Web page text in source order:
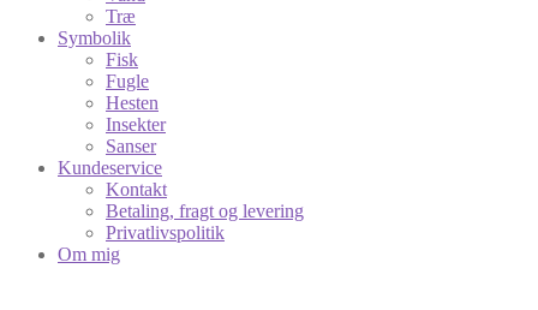
Træ
Symbolik
Fisk
Fugle
Hesten
Insekter
Sanser
Kundeservice
Kontakt
Betaling, fragt og levering
Privatlivspolitik
Om mig